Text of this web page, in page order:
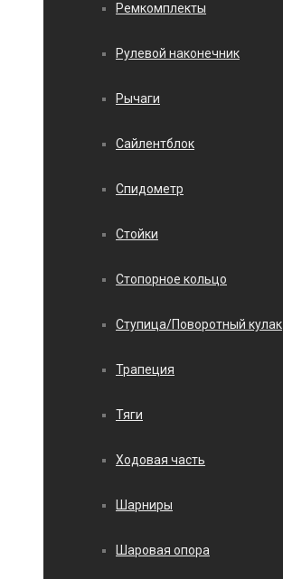
Ремкомплекты
Рулевой наконечник
Рычаги
Сайлентблок
Спидометр
Стойки
Стопорное кольцо
Ступица/Поворотный кулак
Трапеция
Тяги
Ходовая часть
Шарниры
Шаровая опора